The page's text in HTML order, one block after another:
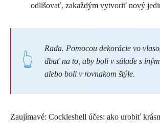
odlišovať, zakaždým vytvoriť nový
Rada. Pomocou dekorácie vo
dbať na to, aby boli v súlade s
alebo boli v rovnakom štýle.
Zaujímavé: Cockleshell účes: ako urobiť